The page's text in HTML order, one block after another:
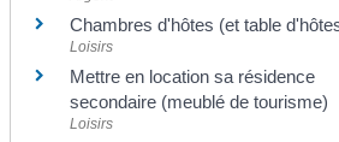
Chambres d'hôtes (et table
Loisirs
Mettre en location sa résidence
secondaire (meublé de tourisme)
Loisirs